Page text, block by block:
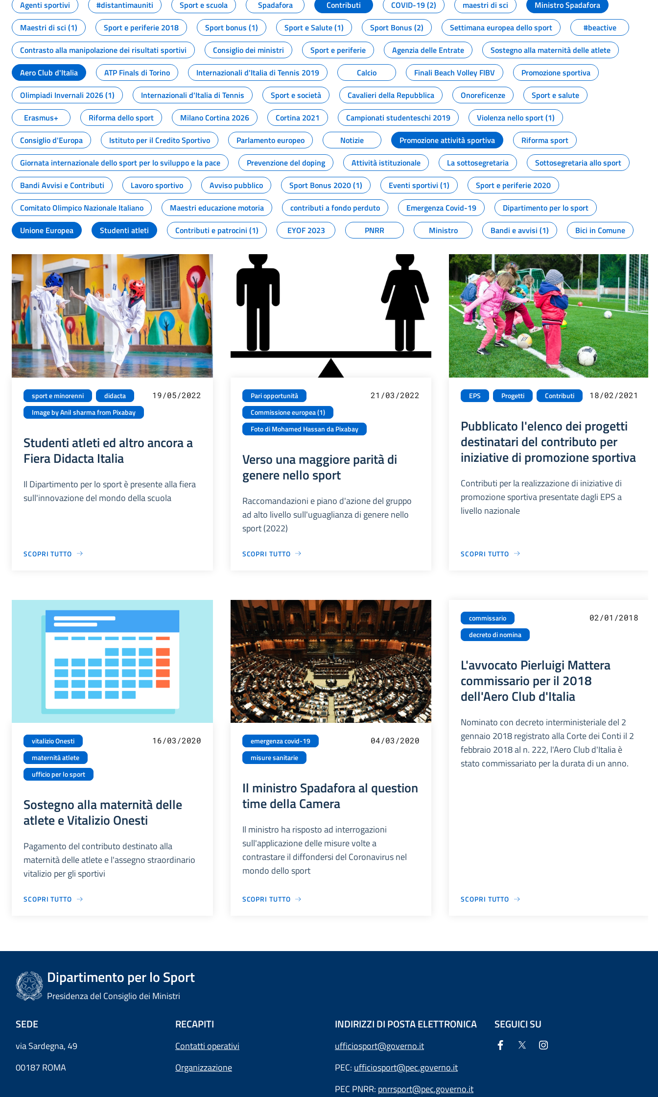
Agenti sportivi
#distantimauniti Sport e scuola Spadafora Contributi COVID-19 (2) maestri di sci
Ministro Spadafora
Maestri di sci (1)
Sport e periferie 2018 Sport bonus (1) Sport e Salute (1) Sport Bonus (2) Settimana europea dello sport
#beactive
Contrasto alla manipolazione dei risultati sportivi
Consiglio dei ministri Sport e periferie Agenzia delle Entrate
Sostegno alla maternità delle atlete
Aero Club d'Italia
ATP Finals di Torino Internazionali d'Italia di Tennis 2019 Calcio Finali Beach Volley FIBV
Promozione sportiva
Olimpiadi Invernali 2026 (1)
Internazionali d'Italia di Tennis Sport e società Cavalieri della Repubblica Onoreficenze
Sport e salute
Erasmus+
Riforma dello sport Milano Cortina 2026 Cortina 2021 Campionati studenteschi 2019
Violenza nello sport (1)
Consiglio d'Europa
Istituto per il Credito Sportivo Parlamento europeo Notizie Promozione attività sportiva
Riforma sport
Giornata internazionale dello sport per lo sviluppo e la pace
Prevenzione del doping Attività istituzionale La sottosegretaria
Sottosegretaria allo sport
Bandi Avvisi e Contributi
Lavoro sportivo Avviso pubblico Sport Bonus 2020 (1) Eventi sportivi (1)
Sport e periferie 2020
Comitato Olimpico Nazionale Italiano
Maestri educazione motoria contributi a fondo perduto Emergenza Covid-19
Dipartimento per lo sport
Unione Europea
Studenti atleti Contributi e patrocini (1) EYOF 2023 PNRR Ministro Bandi e avvisi (1) Bici in Comune
sport e minorenni
didacta
Image by Anil sharma from Pixabay
19/05/2022
Studenti atleti ed altro ancora a
Fiera Didacta Italia
Il Dipartimento per lo sport è presente alla fiera
sull'innovazione del mondo della scuola
SCOPRI TUTTO
Pari opportunità
Commissione europea (1)
Foto di Mohamed Hassan da Pixabay
21/03/2022
Verso una maggiore parità di
genere nello sport
Raccomandazioni e piano d'azione del gruppo
ad alto livello sull'uguaglianza di genere nello
sport (2022)
SCOPRI TUTTO
EPS Progetti Contributi 18/02/2021
Pubblicato l'elenco dei progetti
destinatari del contributo per
iniziative di promozione sportiva
Contributi per la realizzazione di iniziative di
promozione sportiva presentate dagli EPS a
livello nazionale
SCOPRI TUTTO
vitalizio Onesti
maternità atlete
ufficio per lo sport
16/03/2020
Sostegno alla maternità delle
atlete e Vitalizio Onesti
Pagamento del contributo destinato alla
maternità delle atlete e l'assegno straordinario
vitalizio per gli sportivi
SCOPRI TUTTO
emergenza covid-19
misure sanitarie
04/03/2020
Il ministro Spadafora al question
time della Camera
Il ministro ha risposto ad interrogazioni
sull'applicazione delle misure volte a
contrastare il diffondersi del Coronavirus nel
mondo dello sport
SCOPRI TUTTO
commissario
decreto di nomina
02/01/2018
L'avvocato Pierluigi Mattera
commissario per il 2018
dell'Aero Club d'Italia
Nominato con decreto interministeriale del 2
gennaio 2018 registrato alla Corte dei Conti il 2
febbraio 2018 al n. 222, l'Aero Club d'Italia è
stato commissariato per la durata di un anno.
SCOPRI TUTTO
Dipartimento per lo Sport
Presidenza del Consiglio dei Ministri
SEDE
via Sardegna, 49
00187 ROMA
RECAPITI
Contatti operativi
Organizzazione
INDIRIZZI DI POSTA ELETTRONICA
ufficiosport@governo.it
PEC: ufficiosport@pec.governo.it
PEC PNRR: pnrrsport@pec.governo.it
SEGUICI SU